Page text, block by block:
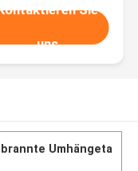
Sie
uns
brannte Umhängeta